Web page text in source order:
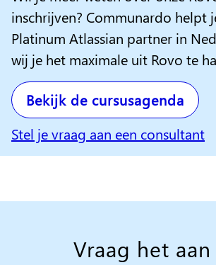
inschrijven? Communardo helpt
Platinum Atlassian partner in
wij je het maximale uit Rovo te
Bekijk de cursusagenda
Stel je vraag aan een consultant
Vraag het